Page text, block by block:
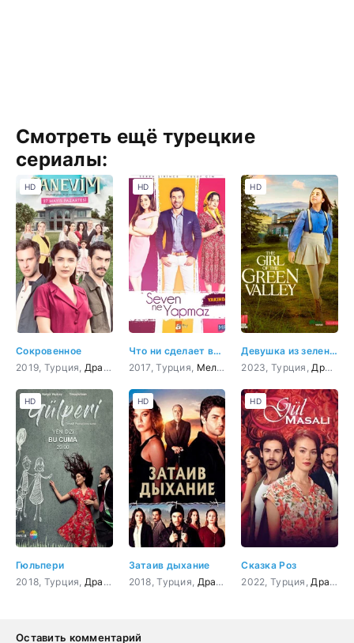
Смотреть ещё турецкие
сериалы:
Сокровенное
2019, Турция, Драма
HD
Что ни сделает влюбленный
2017, Турция, Мелодрама ,Комедия
HD
Девушка из зеленой долины 12 серия
2023, Турция, Драма
HD
Гюльпери
2018, Турция, Драма
HD
Затаив дыхание
2018, Турция, Драма криминал ,Боевик,
HD
Сказка Роз
2022, Турция, Драма
HD
Оставить комментарий